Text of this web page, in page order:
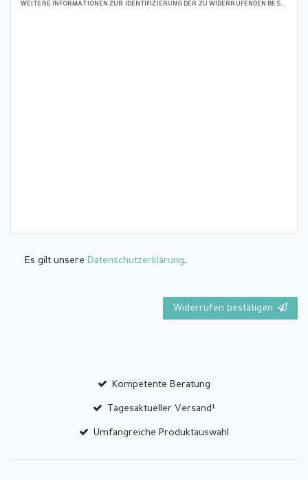
WEITERE INFORMATIONEN ZUR IDENTIFIZIERUNG DER ZU WIDERRUFENDEN BESTELLUNG/PRODUKTE (OPTIONAL):
Es gilt unsere Daten­schutz­erklärung.
Widerrufen bestätigen
Kompetente Beratung
Tagesaktueller Versand¹
Umfangreiche Produktauswahl